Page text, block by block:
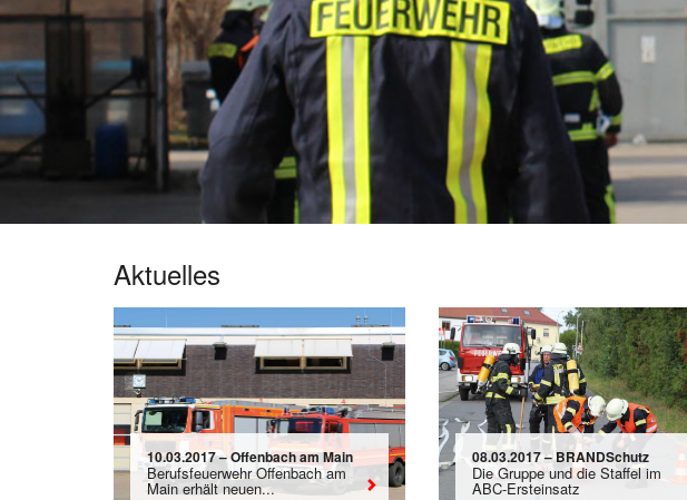
Aktuelles
10.03.2017 – Offenbach am Main
Berufsfeuerwehr Offenbach am
Main erhält neuen...
08.03.2017 – BRANDSchutz
Die Gruppe und die Staffel im
ABC-Ersteinsatz